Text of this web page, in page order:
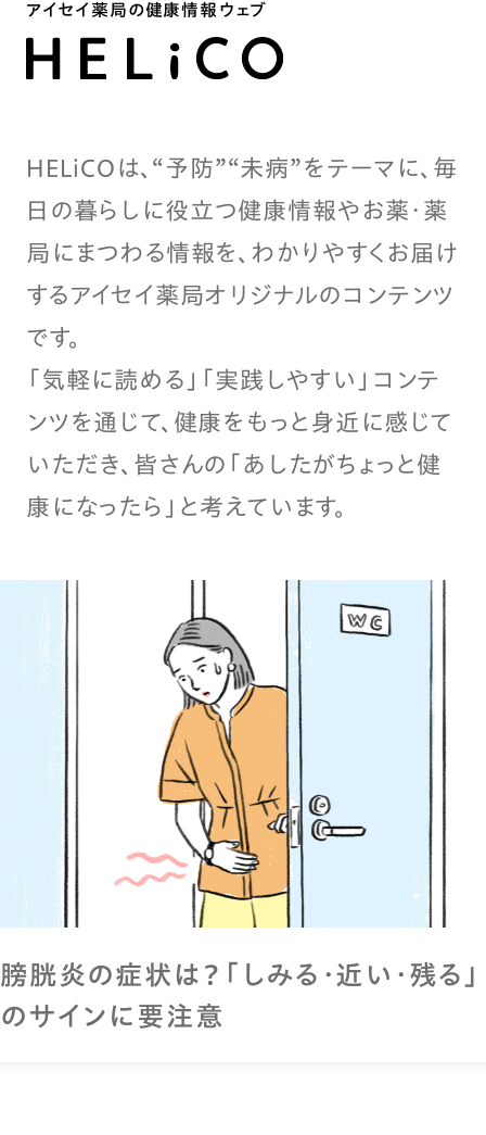
アイセイ薬局の健康情報ウェブ
HELiCOは、“予防”“未病”をテーマに、毎
日の暮らしに役立つ健康情報やお薬・薬
局にまつわる情報を、わかりやすくお届け
するアイセイ薬局オリジナルのコンテンツ
です。
「気軽に読める」「実践しやすい」コンテ
ンツを通じて、健康をもっと身近に感じて
いただき、皆さんの「あしたがちょっと健
康になったら」と考えています。
膀胱炎の症状は？「しみる・近い・残る」
のサインに要注意